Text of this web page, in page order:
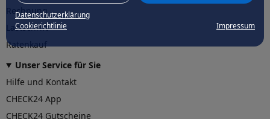
Datenschutzerklärung
Cookierichtlinie
Impressum
Rechnung
Lastschrift
Ratenkauf
Unser Service für Sie
Hilfe und Kontakt
CHECK24 App
CHECK24 Gutscheine